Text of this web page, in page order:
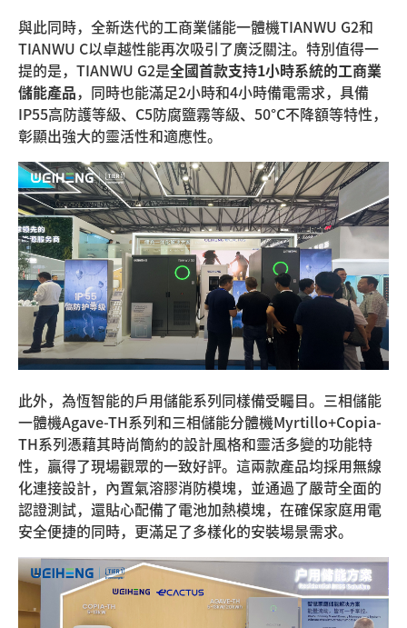
與此同時，全新迭代的工商業儲能一體機TIANWU G2和
TIANWU C以卓越性能再次吸引了廣泛關注。特別值得一
提的是，TIANWU G2是全國首款支持1小時系統的工商業
儲能產品 ，同時也能滿足2小時和4小時備電需求，具備
IP55高防護等級、C5防腐鹽霧等級、50°C不降額等特性，
彰顯出強大的靈活性和適應性。
此外，為恆智能的戶用儲能系列同樣備受矚目。三相儲能
一體機Agave-TH系列和三相儲能分體機Myrtillo+Copia-
TH系列憑藉其時尚簡約的設計風格和靈活多變的功能特
性，贏得了現場觀眾的一致好評。這兩款產品均採用無線
化連接設計，內置氣溶膠消防模塊，並通過了嚴苛全面的
認證測試，還貼心配備了電池加熱模塊，在確保家庭用電
安全便捷的同時，更滿足了多樣化的安裝場景需求。